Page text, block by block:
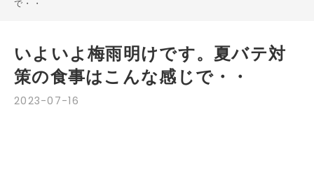
で・・
2023-07-16
いよいよ梅雨明けです。夏バテ対
策の食事はこんな感じで・・